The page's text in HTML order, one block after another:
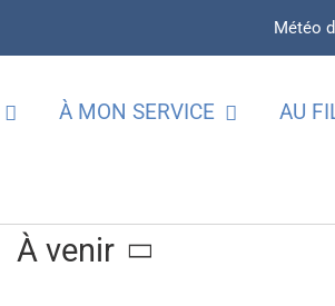
Météo
À MON SERVICE AU
À venir